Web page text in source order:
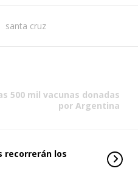
santa cruz
500 mil vacunas donadas
por Argentina
recorrerán los